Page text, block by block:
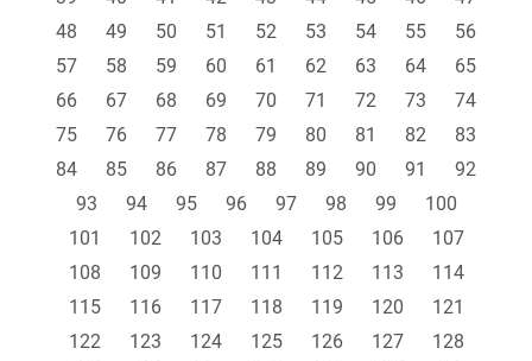
48
49 50 51 52 53 54 55
56
57
58 59 60 61 62 63 64
65
66
67 68 69 70 71 72 73
74
75
76 77 78 79 80 81 82
83
84
85 86 87 88 89 90 91
92
93
94 95 96 97 98 99
100
101
102 103 104 105 106
107
108
109 110 111 112 113
114
115
116 117 118 119 120
121
122
123 124 125 126 127
128